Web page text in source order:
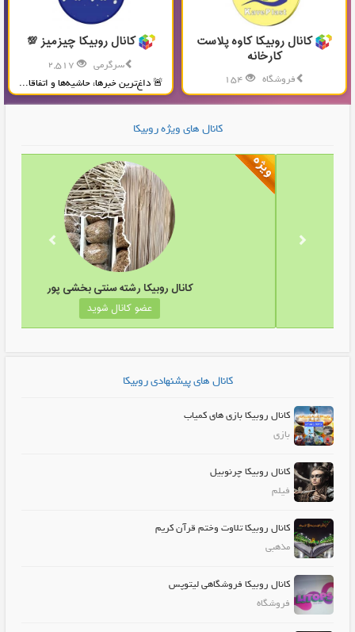
کانال روبیکا کاوه پلاست
کارخانه
فروشگاه
تولید و پخش محصولات پلاستیکی...
کانال روبیکا چیزمیز 💯
سرگرمی
🚨 داغ‌ترین خبرها، حاشیه‌ها و اتفاقا...
کانال های ویژه روبیکا
کانال روبیکا
کانال های پیشنهادی روبیکا
کانال روبیکا بازی های کمیاب
بازی
کانال روبیکا چرنوبیل
فیلم
کانال روبیکا تلاوت وختم قرآن کریم
مذهبی
کانال روبیکا فروشگاهی لیتوپس
فروشگاه